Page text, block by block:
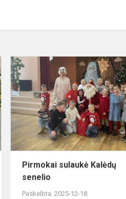
„Riešutėlių“
kalėdų
laukimo
diena
Pirmokai sulaukė Kalėdų
senelio
Paskelbta: 2025-12-18